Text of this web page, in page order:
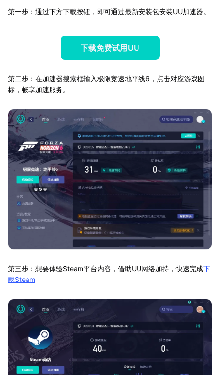
第一步：通过下方下载按钮，即可通过最新安装包安装UU加速器。
下载免费试用UU
第二步：在加速器搜索框输入极限竞速地平线6，点击对应游戏图
标，畅享加速服务。
第三步：想要体验Steam平台内容，借助UU网络加持，快速完成下
载Steam